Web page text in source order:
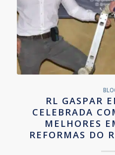
RL GASPAR
CELEBRADA
MELHORES
REFORMAS DO